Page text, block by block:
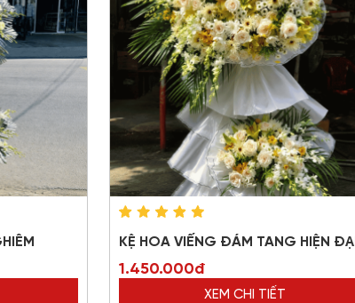
KỆ HOA VIẾNG ĐÁM TANG HIỆN ĐẠI
1.450.000đ
XEM CHI TIẾT